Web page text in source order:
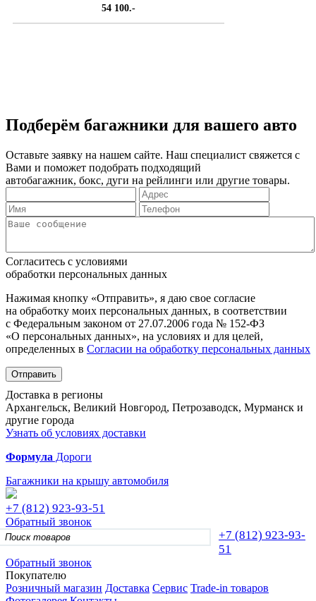
54 100.-
Подберём багажники для вашего авто
Оставьте заявку на нашем сайте. Наш специалист свяжется с
Вами и поможет подобрать подходящий
автобагажник, бокс, дуги на рейлинги или другие товары.
Согласитесь с условиями
обработки персональных данных
Нажимая кнопку «Отправить», я даю свое согласие
на обработку моих персональных данных, в соответствии
с Федеральным законом от 27.07.2006 года № 152-ФЗ
«О персональных данных», на условиях и для целей,
определенных в Согласии на обработку персональных данных
Отправить
Доставка в регионы
Архангельск, Великий Новгород, Петрозаводск, Мурманск и
другие города
Узнать об условиях доставки
Формула Дороги
Багажники на крышу автомобиля
+7 (812) 923-93-51
Обратный звонок
+7 (812) 923-93-
51
Обратный звонок
Покупателю
Розничный магазин Доставка Сервис Trade-in товаров